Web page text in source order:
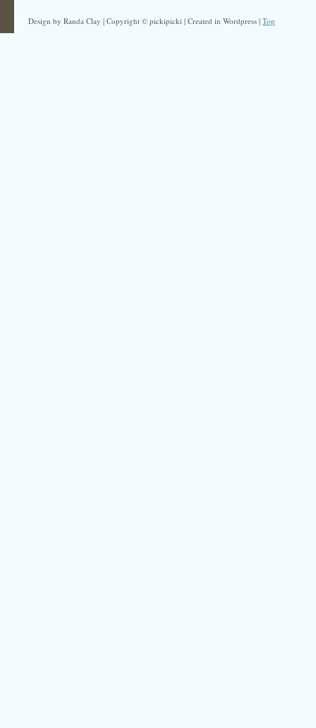
Design by Randa Clay | Copyright © pickipicki | Created in Wordpress | Top